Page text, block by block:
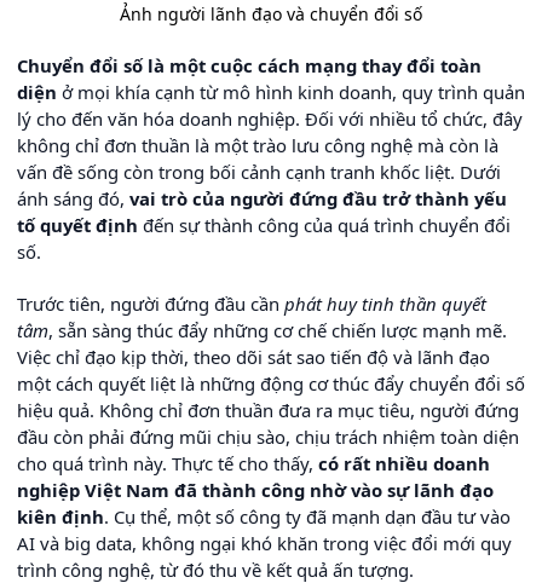
Ảnh người lãnh đạo và chuyển đổi số
Chuyển đổi số là một cuộc cách mạng thay đổi toàn
diện ở mọi khía cạnh từ mô hình kinh doanh, quy trình quản
lý cho đến văn hóa doanh nghiệp. Đối với nhiều tổ chức, đây
không chỉ đơn thuần là một trào lưu công nghệ mà còn là
vấn đề sống còn trong bối cảnh cạnh tranh khốc liệt. Dưới
ánh sáng đó, vai trò của người đứng đầu trở thành yếu
tố quyết định đến sự thành công của quá trình chuyển đổi
số.
Trước tiên, người đứng đầu cần phát huy tinh thần quyết
tâm, sẵn sàng thúc đẩy những cơ chế chiến lược mạnh mẽ.
Việc chỉ đạo kịp thời, theo dõi sát sao tiến độ và lãnh đạo
một cách quyết liệt là những động cơ thúc đẩy chuyển đổi số
hiệu quả. Không chỉ đơn thuần đưa ra mục tiêu, người đứng
đầu còn phải đứng mũi chịu sào, chịu trách nhiệm toàn diện
cho quá trình này. Thực tế cho thấy, có rất nhiều doanh
nghiệp Việt Nam đã thành công nhờ vào sự lãnh đạo
kiên định. Cụ thể, một số công ty đã mạnh dạn đầu tư vào
AI và big data, không ngại khó khăn trong việc đổi mới quy
trình công nghệ, từ đó thu về kết quả ấn tượng.